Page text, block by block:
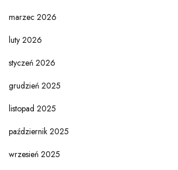
marzec 2026
luty 2026
styczeń 2026
grudzień 2025
listopad 2025
październik 2025
wrzesień 2025